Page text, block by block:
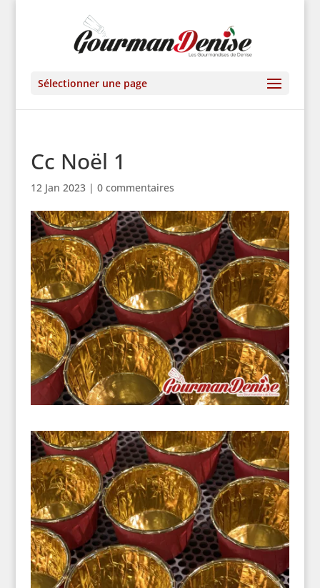
Sélectionner une page
Cc Noël 1
12 Jan 2023| 0 commentaires